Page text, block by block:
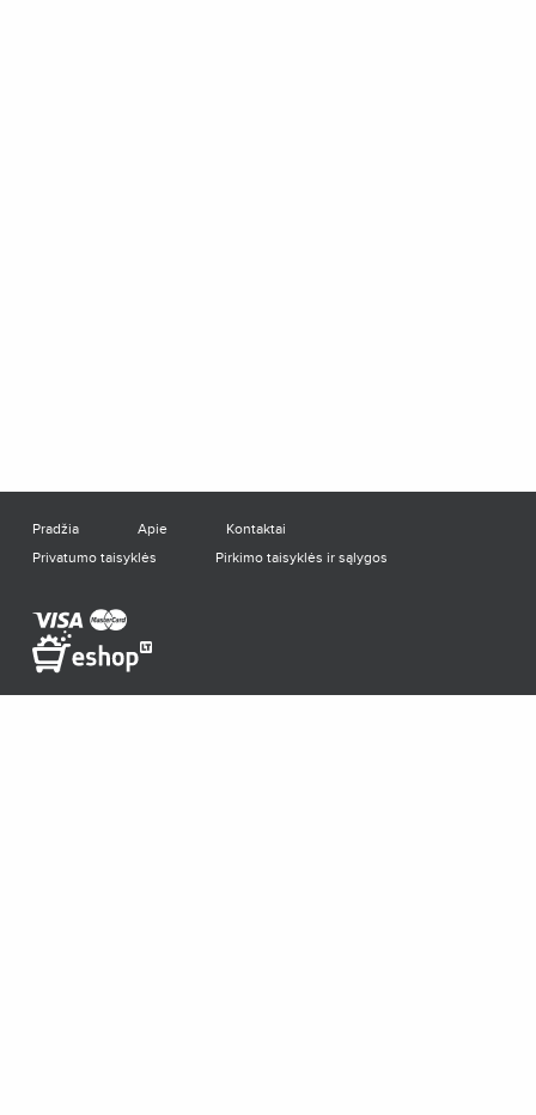
Pradžia Apie
Kontaktai
Privatumo taisyklės
Pirkimo taisyklės ir sąlygos